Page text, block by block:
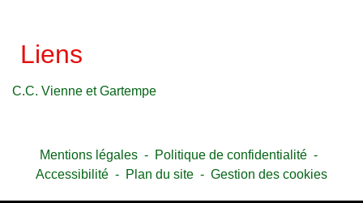
Liens
C.C. Vienne et Gartempe
Mentions légales - Politique de confidentialité -
Accessibilité - Plan du site - Gestion des cookies